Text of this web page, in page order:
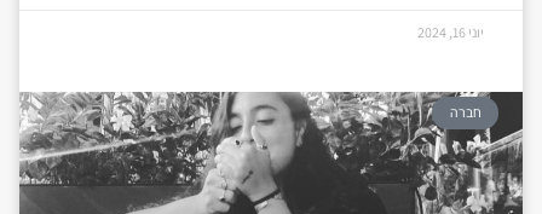
יוני 16, 2024
חברה